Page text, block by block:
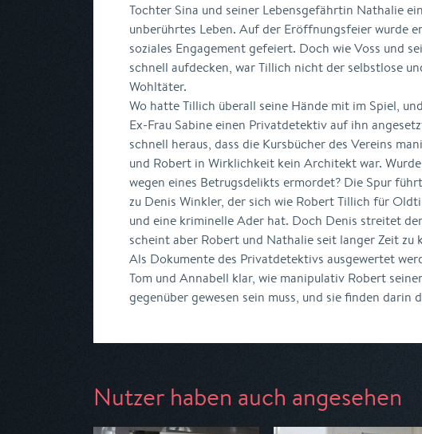
Tochter Sina und seiner Lebensgefährtin Nathalie
unberührtes Leben. Auf der Eröffnungsfeier wurde
soziales Engagement gefeiert. Doch wie Voss und
schnell aufdecken, war Tillich nicht der selbstlose
Wohltäter.
Wo hatte Tillich überall seine Hände mit im Spiel,
Ex-Frau Sabine einen Privatdetektiv auf ihn
schnell heraus, dass die Kursbücher des Vereins
und Robert in Wirklichkeit kein Architekt war.
wegen eines Betrugsdelikts ermordet? Die Spur
zu Denis Winkler, der sich wie Robert Tillich für
und eine kriminelle Ader hat. Doch Denis streitet
scheint aber Robert und Nathalie seit langer Zeit zu
Als Dokumente des Privatdetektivs ausgewertet
Tom und Annabell klar, wie manipulativ Robert
gegenüber gewesen sein muss, und sie finden darin
Nutzer haben auch angesehen